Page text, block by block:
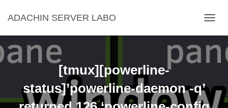
ADACHIN SERVER LABO
ビ
ゲ
シ
を
切
[tmux][powerline-
status]’powerline-daemon -q’